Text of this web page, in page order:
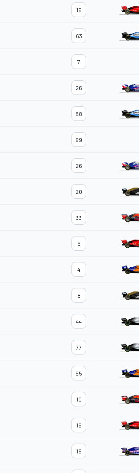
16
63
7
26
88
99
26
20
33
5
4
8
44
77
55
10
16
18